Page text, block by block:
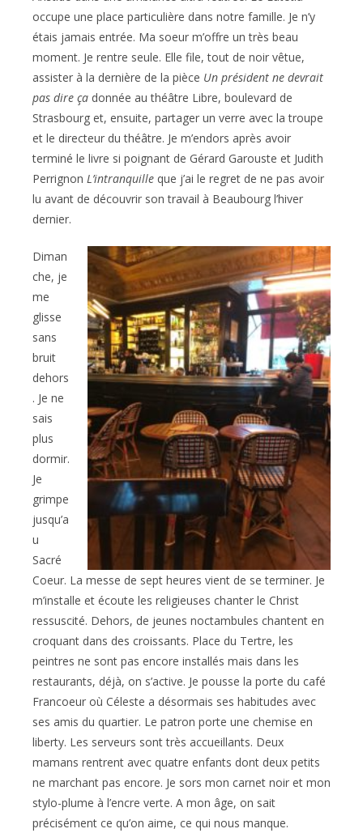
occupe une place particulière dans notre famille. Je n’y
étais jamais entrée. Ma soeur m’offre un très beau
moment. Je rentre seule. Elle file, tout de noir vêtue,
assister à la dernière de la pièce Un président ne devrait
pas dire ça donnée au théâtre Libre, boulevard de
Strasbourg et, ensuite, partager un verre avec la troupe
et le directeur du théâtre. Je m’endors après avoir
terminé le livre si poignant de Gérard Garouste et Judith
Perrignon L’intranquille que j’ai le regret de ne pas avoir
lu avant de découvrir son travail à Beaubourg l’hiver
dernier.
Diman
che, je
me
glisse
sans
bruit
dehors
. Je ne
sais
plus
dormir.
Je
grimpe
jusqu’a
u
Sacré
Coeur. La messe de sept heures vient de se terminer. Je
m’installe et écoute les religieuses chanter le Christ
ressuscité. Dehors, de jeunes noctambules chantent en
croquant dans des croissants. Place du Tertre, les
peintres ne sont pas encore installés mais dans les
restaurants, déjà, on s’active. Je pousse la porte du café
Francoeur où Céleste a désormais ses habitudes avec
ses amis du quartier. Le patron porte une chemise en
liberty. Les serveurs sont très accueillants. Deux
mamans rentrent avec quatre enfants dont deux petits
ne marchant pas encore. Je sors mon carnet noir et mon
stylo-plume à l’encre verte. A mon âge, on sait
précisément ce qu’on aime, ce qui nous manque.